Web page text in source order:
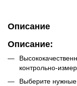
Описание
Описание:
контрольно-
Выберите